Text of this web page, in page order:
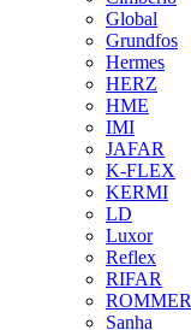
Global
Grundfos
Hermes
HERZ
HME
IMI
JAFAR
K-FLEX
KERMI
LD
Luxor
Reflex
RIFAR
ROMMER
Sanha